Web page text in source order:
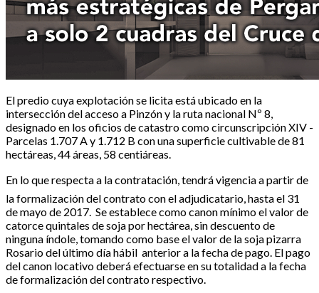
El predio cuya explotación se licita está ubicado en la
intersección del acceso a Pinzón y la ruta nacional Nº 8,
designado en los oficios de catastro como circunscripción XIV -
Parcelas 1.707 A y 1.712 B con una superficie cultivable de 81
hectáreas, 44 áreas, 58 centiáreas.
En lo que respecta a la contratación, tendrá vigencia a partir de
la formalización del contrato con el adjudicatario, hasta el 31
de mayo de 2017. Se establece como canon mínimo el valor de
catorce quintales de soja por hectárea, sin descuento de
ninguna índole, tomando como base el valor de la soja pizarra
Rosario del último día hábil anterior a la fecha de pago. El pago
del canon locativo deberá efectuarse en su totalidad a la fecha
de formalización del contrato respectivo.